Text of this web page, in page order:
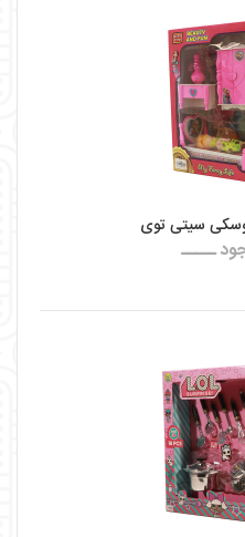
سیتی توی
ـــــ